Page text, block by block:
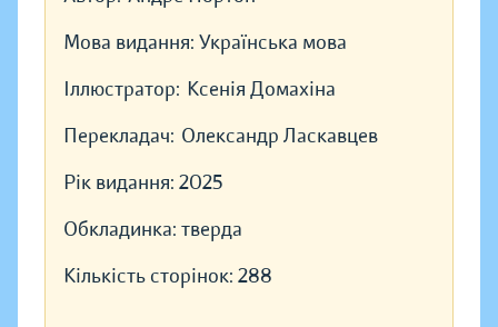
Мова видання: Українська мова
Іллюстратор: Ксенія Домахіна
Перекладач: Олександр Ласкавцев
Рік видання: 2025
Обкладинка: тверда
Кількість сторінок: 288